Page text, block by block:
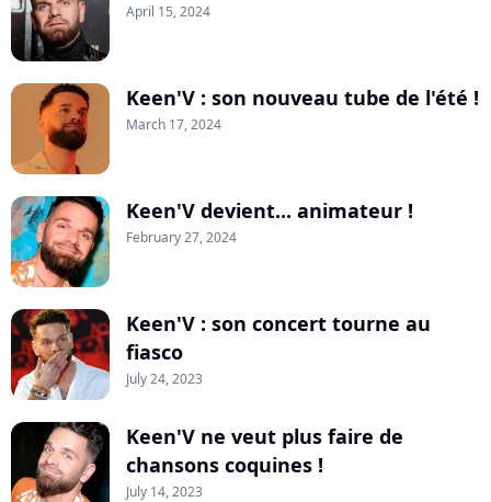
April 15, 2024
Keen'V : son nouveau tube de l'été !
March 17, 2024
Keen'V devient... animateur !
February 27, 2024
Keen'V : son concert tourne au
fiasco
July 24, 2023
Keen'V ne veut plus faire de
chansons coquines !
July 14, 2023